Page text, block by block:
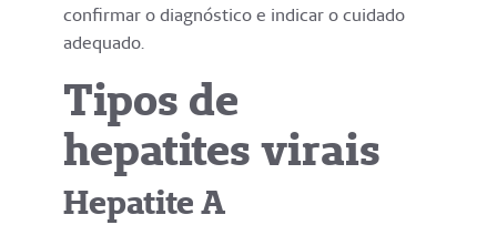
confirmar o diagnóstico e indicar o cuidado
adequado.
Tipos de
hepatites virais
Hepatite A